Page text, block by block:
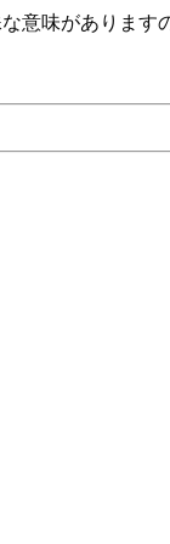
意味があります